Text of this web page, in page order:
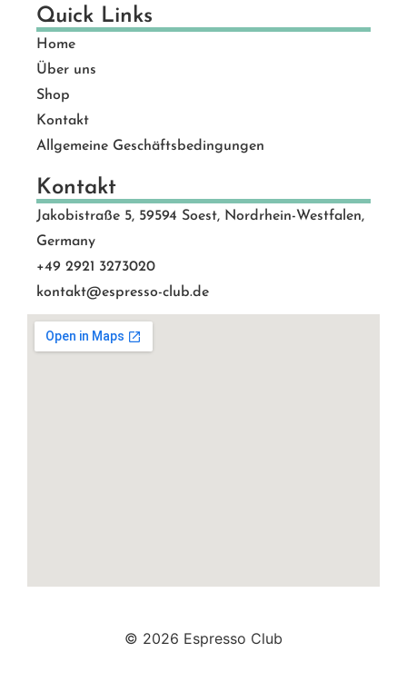
Quick Links
Home
Über uns
Shop
Kontakt
Allgemeine Geschäftsbedingungen
Kontakt
Jakobistraße 5, 59594 Soest, Nordrhein-Westfalen,
Germany
+49 2921 3273020
kontakt@espresso-club.de
© 2026 Espresso Club